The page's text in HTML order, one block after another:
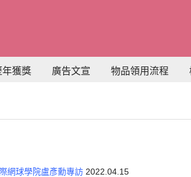
年獲獎 廣告文宣 物品領用流程
網球學院盧彥勳專訪2022.04.15